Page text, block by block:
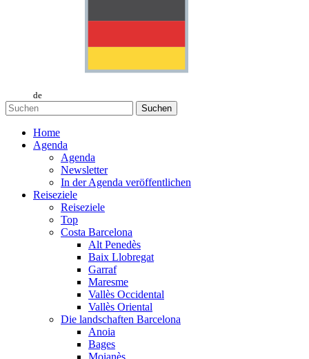
de
Suchen
Home
Agenda
Agenda
Newsletter
In der Agenda veröffentlichen
Reiseziele
Reiseziele
Top
Costa Barcelona
Alt Penedès
Baix Llobregat
Garraf
Maresme
Vallès Occidental
Vallès Oriental
Die landschaften Barcelona
Anoia
Bages
Moianès